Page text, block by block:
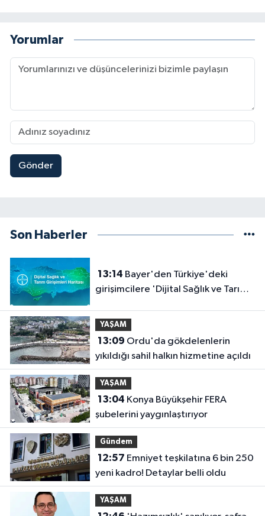
Yorumlar
Gönder
Son Haberler
13:14
girişimcilere 'Dijital Sağlık ve Tarım
YAŞAM
13:09
yıkıldığı sahil halkın hizmetine açıldı
YAŞAM
13:04
şubelerini yaygınlaştırıyor
Gündem
12:57
yeni kadro! Detaylar belli oldu
YAŞAM